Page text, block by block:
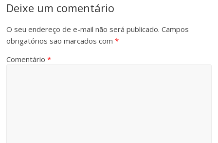
Deixe um comentário
O seu endereço de e-mail não será publicado. Campos
obrigatórios são marcados com*
Comentário*